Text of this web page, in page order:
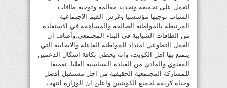
لتعمل على تجميعه وتحديد معالمه وتوجيه طاقات
الشباب توجيها مؤسسيا وغرس القيم الاجتماعية
المرتبطة بالمواطنة الصالحة والمساهمة في الاستفادة
من الطاقات الشبابية في البناء المجتمعي.وأضاف ان
العمل التطوعي امتداد للمواطنة الفاعلة والايجابية التي
يتمتع بها اهل الكويت، وانه يحظى بكافة اشكال الدعمين
المعنوي والمادي من القيادة السياسية العليا، تعميقا
للمشاركة المجتمعية الحقيقية من اجل مستقبل أفضل
وحياة كريمة لجميع الكويتيين.واعلن ان الوزارة انتهت